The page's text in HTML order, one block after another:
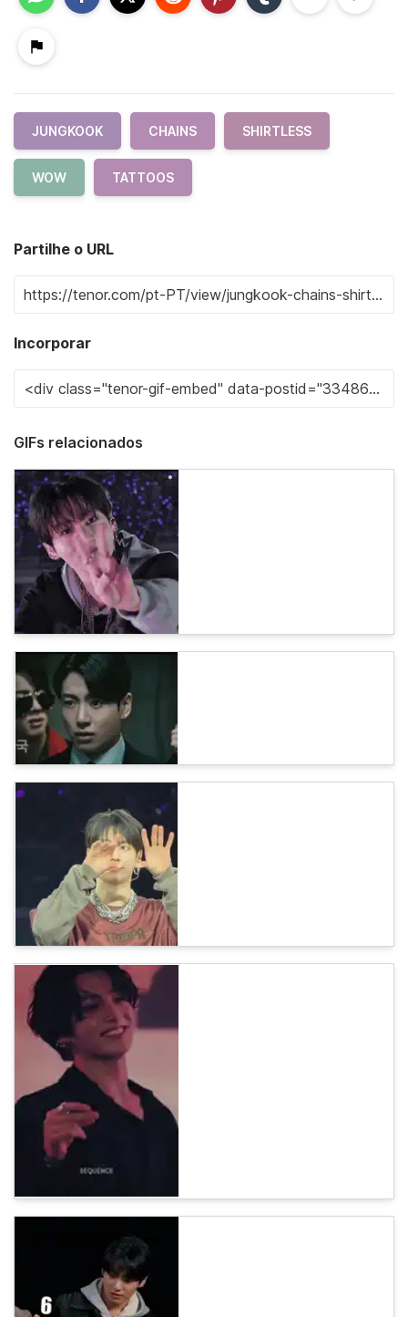
JUNGKOOK CHAINS SHIRTLESS
WOW TATTOOS
Partilhe o URL
Incorporar
GIFs relacionados